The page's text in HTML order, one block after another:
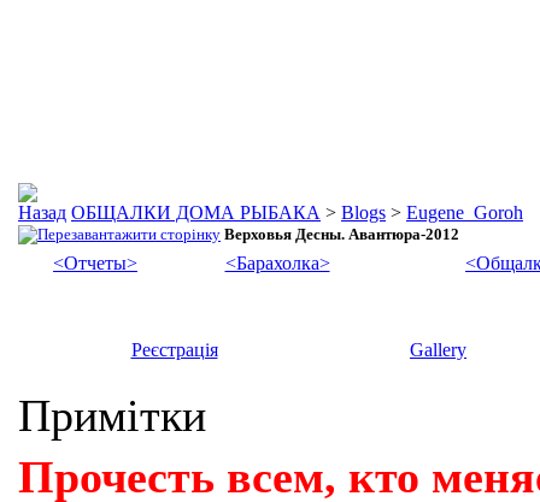
ОБЩАЛКИ ДОМА РЫБАКА > Blogs > Eugene_Goroh
Верховья Десны. Авантюра-2012
<Отчеты> <Барахолка>
Реєстрація Gallery
Примітки
Прочесть всем, кто